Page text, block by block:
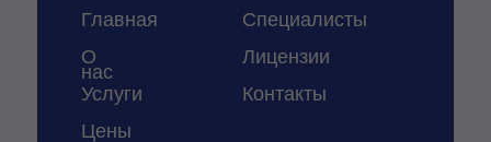
Главная
Специалисты
О
нас
Лицензии
Услуги
Цены
Контакты